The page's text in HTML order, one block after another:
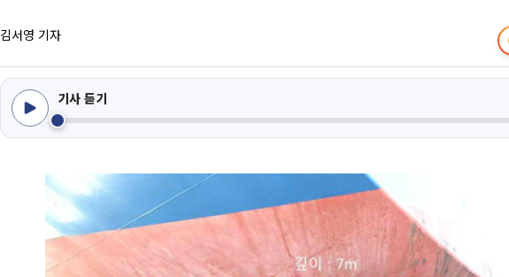
김서영 기자
기사 듣기